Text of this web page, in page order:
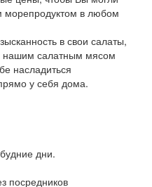
морепродуктом в любом
в свои салаты,
нашим салатным мясом
насладиться
у себя дома.
дни.
посредников